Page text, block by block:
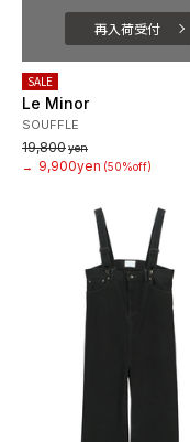
再入荷受付
SALE
Le Minor
SOUFFLE
19,800yen
→
9,900yen (50%off)